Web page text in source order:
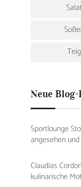
Teig
Neue
Sportlounge
angesehen
Claudias
kulinarische